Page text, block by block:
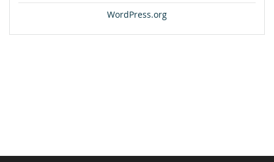
WordPress.org